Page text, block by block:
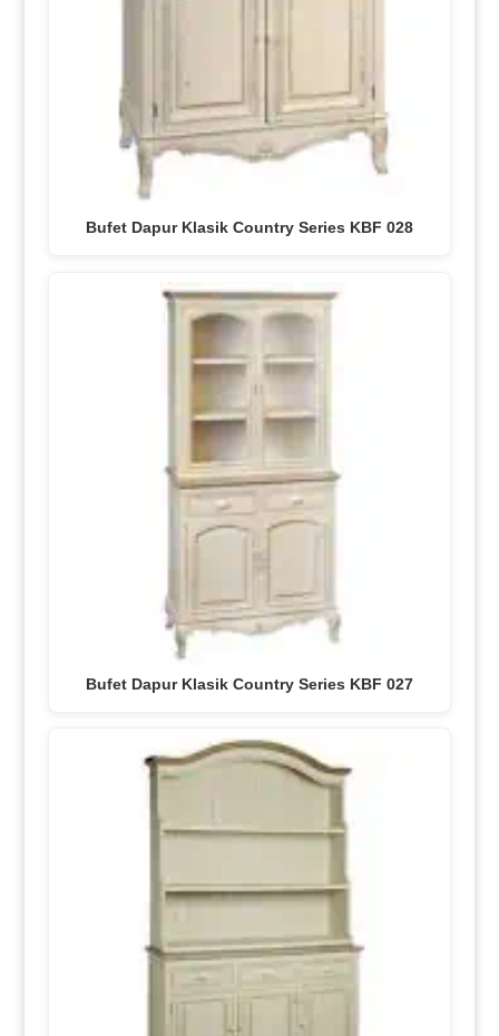
Bufet Dapur Klasik Country Series KBF 028
Bufet Dapur Klasik Country Series KBF 027